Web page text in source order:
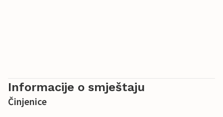
Informacije o smještaju
Činjenice